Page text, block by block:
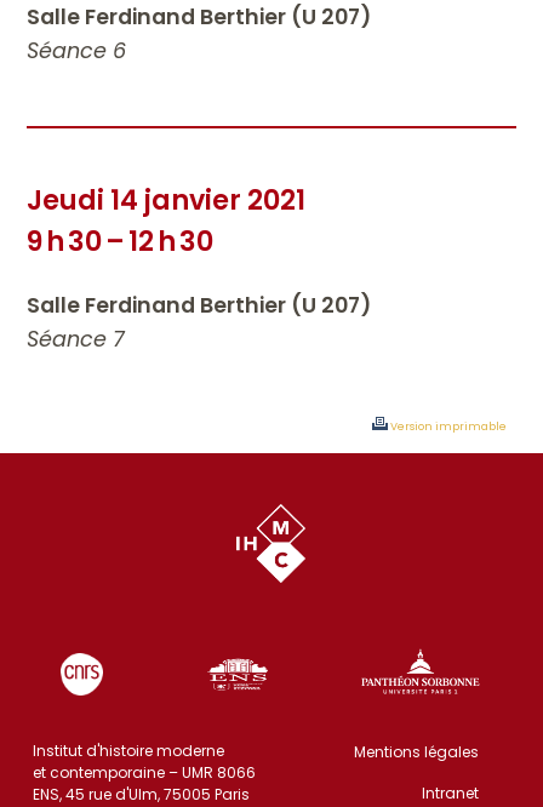
Salle Ferdinand Berthier (U 207)
Séance 6
Jeudi 14 janvier 2021
9 h 30 – 12 h 30
Salle Ferdinand Berthier (U 207)
Séance 7
Version imprimable
Institut d'histoire moderne
et contemporaine – UMR 8066
ENS, 45 rue d'Ulm, 75005 Paris
Mentions légales
Intranet